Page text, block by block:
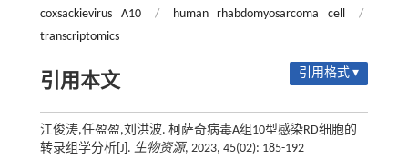
coxsackievirus A10 / human rhabdomyosarcoma cell
/
transcriptomics
引用本文 引用格式 ▾
江俊涛,任盈盈,刘洪波. 柯萨奇病毒A组10型感染RD细胞的
转录组学分析[J]. 生物资源, 2023, 45(02): 185-192